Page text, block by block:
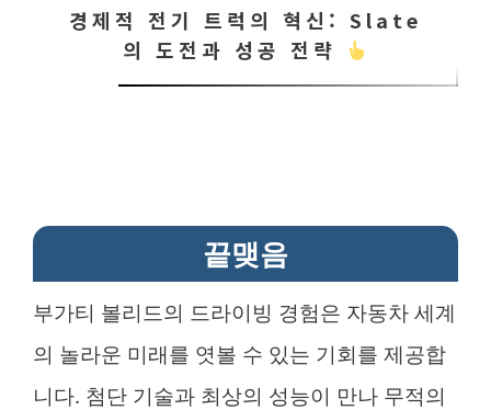
경제적 전기 트럭의 혁신: Slate
의 도전과 성공 전략
끝맺음
부가티 볼리드의 드라이빙 경험은 자동차 세계
의 놀라운 미래를 엿볼 수 있는 기회를 제공합
니다. 첨단 기술과 최상의 성능이 만나 무적의